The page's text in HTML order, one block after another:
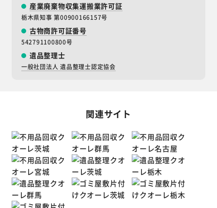
産業廃棄物収集運搬業許可証
栃木県知事 第00900166157号
古物商許可証番号
542791100800号
遺品整理士
一般社団法人 遺品整理士認定協会
関連サイト